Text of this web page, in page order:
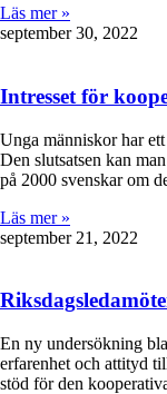
Läs mer »
september 30, 2022
Intresset för
Unga människor har
Den slutsatsen kan
på 2000 svenskar om
Läs mer »
september 21, 2022
En ny undersökning
erfarenhet och attityd
stöd för den